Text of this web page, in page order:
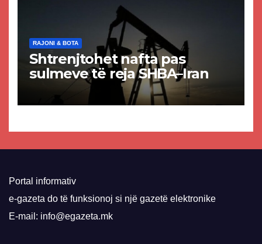
RAJONI & BOTA
Shtrenjtohet nafta pas
sulmeve të reja SHBA–Iran
Portal informativ
e-gazeta do të funksionoj si një gazetë elektronike
E-mail: info@egazeta.mk